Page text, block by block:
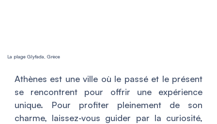
La plage Glyfada, Grèce
Athènes est une ville où le passé et le présent
se rencontrent pour offrir une expérience
unique. Pour profiter pleinement de son
charme, laissez-vous guider par la curiosité,